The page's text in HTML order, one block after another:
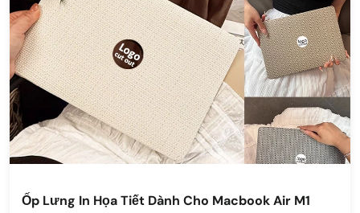
Ốp Lưng In Họa Tiết Dành Cho Macbook Air M1